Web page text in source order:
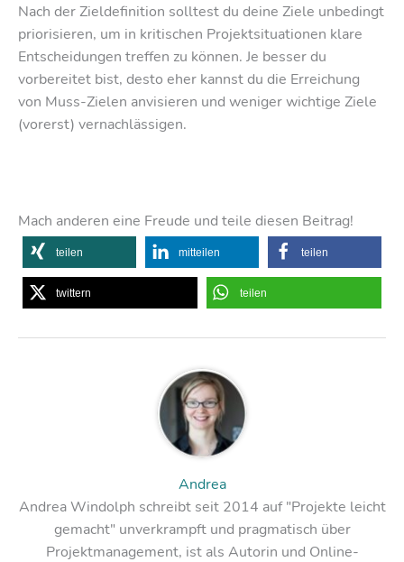
Nach der Zieldefinition solltest du deine Ziele unbedingt
priorisieren, um in kritischen Projektsituationen klare
Entscheidungen treffen zu können. Je besser du
vorbereitet bist, desto eher kannst du die Erreichung
von Muss-Zielen anvisieren und weniger wichtige Ziele
(vorerst) vernachlässigen.
Mach anderen eine Freude und teile diesen Beitrag!
teilen mitteilen teilen
twittern teilen
Andrea
Andrea Windolph schreibt seit 2014 auf "Projekte leicht
gemacht" unverkrampft und pragmatisch über
Projektmanagement, ist als Autorin und Online-